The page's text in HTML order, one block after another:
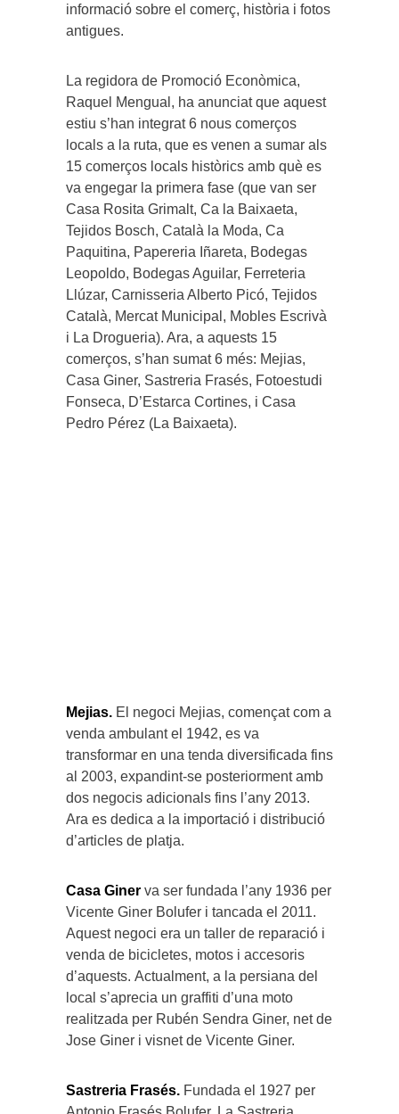
informació sobre el comerç, història i fotos
antigues.
La regidora de Promoció Econòmica,
Raquel Mengual, ha anunciat que aquest
estiu s’han integrat 6 nous comerços
locals a la ruta, que es venen a sumar als
15 comerços locals històrics amb què es
va engegar la primera fase (que van ser
Casa Rosita Grimalt, Ca la Baixaeta,
Tejidos Bosch, Català la Moda, Ca
Paquitina, Papereria Iñareta, Bodegas
Leopoldo, Bodegas Aguilar, Ferreteria
Llúzar, Carnisseria Alberto Picó, Tejidos
Català, Mercat Municipal, Mobles Escrivà
i La Drogueria). Ara, a aquests 15
comerços, s’han sumat 6 més: Mejias,
Casa Giner, Sastreria Frasés, Fotoestudi
Fonseca, D’Estarca Cortines, i Casa
Pedro Pérez (La Baixaeta).
Mejias. El negoci Mejias, començat com a
venda ambulant el 1942, es va
transformar en una tenda diversificada fins
al 2003, expandint-se posteriorment amb
dos negocis adicionals fins l’any 2013.
Ara es dedica a la importació i distribució
d’articles de platja.
Casa Giner va ser fundada l’any 1936 per
Vicente Giner Bolufer i tancada el 2011.
Aquest negoci era un taller de reparació i
venda de bicicletes, motos i accesoris
d’aquests. Actualment, a la persiana del
local s’aprecia un graffiti d’una moto
realitzada per Rubén Sendra Giner, net de
Jose Giner i visnet de Vicente Giner.
Sastreria Frasés. Fundada el 1927 per